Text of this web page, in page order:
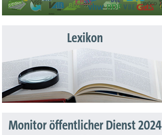
Lexikon
Monitor öffentlicher Dienst 2024